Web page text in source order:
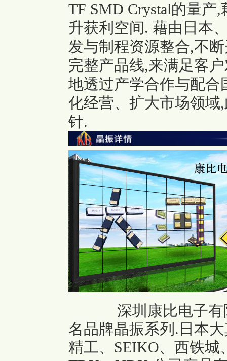
TF SMD Crystal的量产
升获利空间. 藉由日本
发与制程资源整合,不
完整产品线,来满足客
地透过产学合作与配
化经营、扩大市场领
针.
深圳康比电子
名品牌晶振系列.日本
精工、SEIKO、西铁城